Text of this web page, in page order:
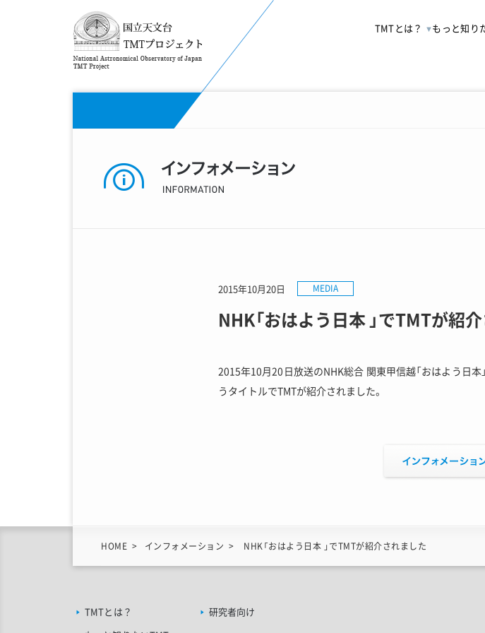
TMTとは？ もっと知り
NHK「おはよう日本 」でTMTが紹
2015年10月20日 MEDIA
2015年10月20日放送のNHK総合 関東甲信越「おはよう日
うタイトルでTMTが紹介されました。
HOME インフォメーション NHK「おはよう日本 」でTMTが紹介されました
TMTとは？
研究者向け